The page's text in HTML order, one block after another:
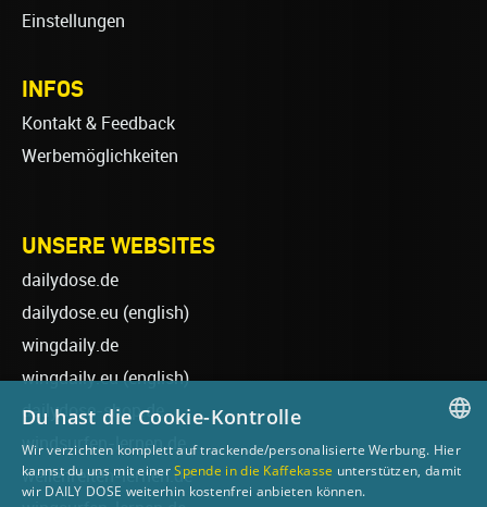
Einstellungen
INFOS
Kontakt & Feedback
Werbemöglichkeiten
UNSERE WEBSITES
dailydose.de
dailydose.eu (english)
wingdaily.de
wingdaily.eu(english)
dailydose-shop.de
windsurfen-lernen.de
wellenreiten-lernen.de
GERMAN
Du hast die Cookie-Kontrolle
Wir verzichten komplett auf trackende/personalisierte Werbung. Hier
kannst du uns mit einerSpende in die Kaffekasse unterstützen, damit
wir DAILY DOSE weiterhin kostenfrei anbieten können.